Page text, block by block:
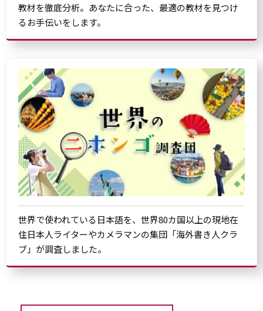
教材を徹底分析。あなたに合った、最適の教材を見つけ
るお手伝いをします。
世界で使われている日本語を、世界80カ国以上の現地在
住日本人ライターやカメラマンの集団「海外書き人クラ
ブ」が調査しました。